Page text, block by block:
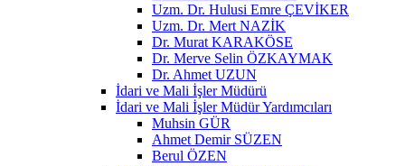
Uzm. Dr. Hulusi Emre ÇEVİKER
Uzm. Dr. Mert NAZİK
Dr. Murat KARAKÖSE
Dr. Merve Selin ÖZKAYMAK
Dr. Ahmet UZUN
İdari ve Mali İşler Müdürü
İdari ve Mali İşler Müdür Yardımcıları
Muhsin GÜR
Ahmet Demir SÜZEN
Berul ÖZEN